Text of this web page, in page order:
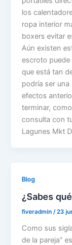
los
ropa interior
boxers evitar
Aún existen
escroto puede
que está tan
podría ser
efectos
terminar,
consulta con
Lagunes Mkt
Blog
¿Sabes
fiveradmin/23
Como sus
de la pareja”